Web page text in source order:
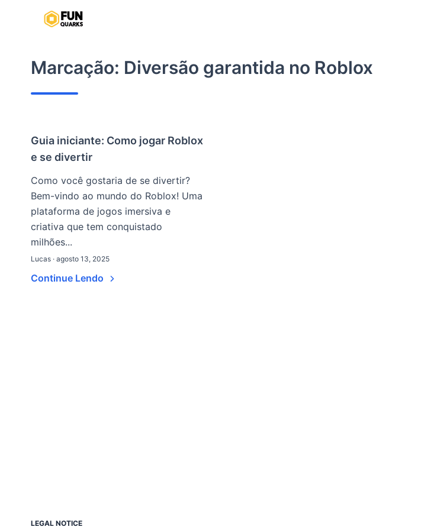
conteúdoMarcação: Diversão garantida no Roblox
Guia iniciante: Como jogar Roblox
e se divertir
Como você gostaria de se divertir?
Bem-vindo ao mundo do Roblox! Uma
plataforma de jogos imersiva e
criativa que tem conquistado
milhões...
Lucas · agosto 13, 2025
Continue Lendo
LEGAL NOTICE